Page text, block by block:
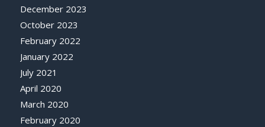
December 2023
October 2023
February 2022
January 2022
July 2021
April 2020
March 2020
February 2020